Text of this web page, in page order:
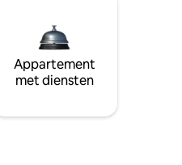
Appartement
met diensten